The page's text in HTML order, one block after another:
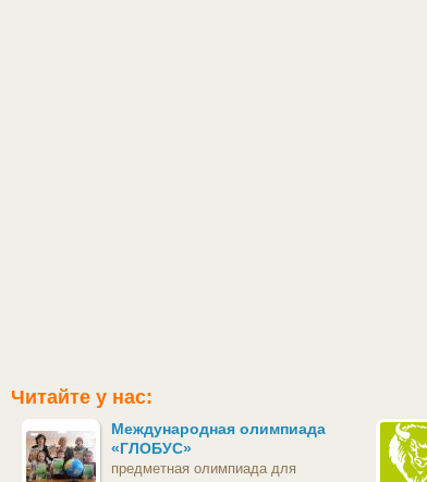
Читайте у нас:
Международная олимпиада
«ГЛОБУС»
предметная олимпиада для